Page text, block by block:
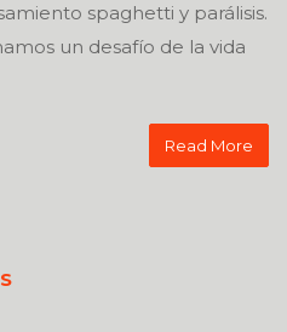
spaghetti y parálisis.
un desafío de la vida
Read More